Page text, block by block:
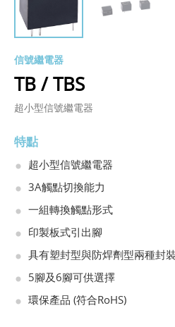
信號繼電器
TB / TBS
超小型信號繼電器
特點
超小型信號繼電器
3A觸點切換能力
一組轉換觸點形式
印製板式引出腳
具有塑封型與防焊劑型兩種封
5腳及6腳可供選擇
環保產品 (符合RoHS)